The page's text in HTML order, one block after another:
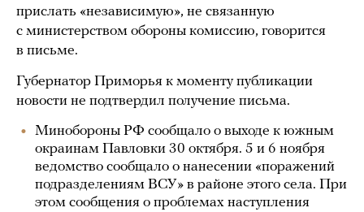
прислать «независимую», не связанную
с министерством обороны комиссию, говорится
в письме.
Губернатор Приморья к моменту публикации
новости не подтвердил получение письма.
Минобороны РФ сообщало о выходе к южным
окраинам Павловки 30 октября. 5 и 6 ноября
ведомство сообщало о нанесении «поражений
подразделениям ВСУ» в районе этого села. При
этом сообщения о проблемах наступления